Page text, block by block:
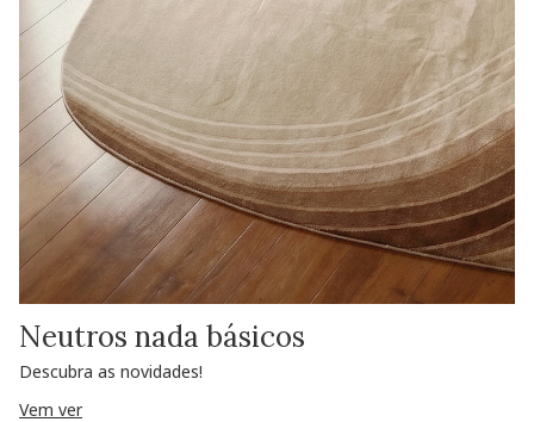
Neutros nada básicos
Descubra as novidades!
Vem ver